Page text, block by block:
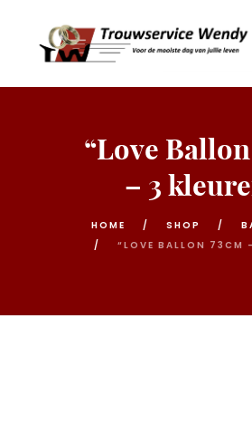
“Love
– 3
HOME SHOP
“LOVE BALLON 73CM